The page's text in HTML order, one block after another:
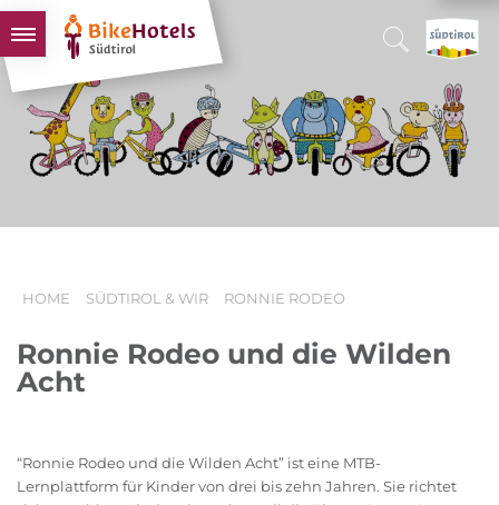
BIKEHOTELS
HOTELS & PAKETE
TOUREN & REVIERE
SÜDTIROL & WIR
HOME SÜDTIROL & WIR RONNIE RODEO
Ronnie Rodeo und die Wilden
Acht
“Ronnie Rodeo und die Wilden Acht” ist eine MTB-
Lernplattform für Kinder von drei bis zehn Jahren. Sie richtet